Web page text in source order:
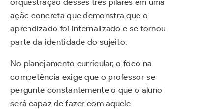
orquestração desses três pilares em uma
ação concreta que demonstra que o
aprendizado foi internalizado e se tornou
parte da identidade do sujeito.
No planejamento curricular, o foco na
competência exige que o professor se
pergunte constantemente o que o aluno
será capaz de fazer com aquele